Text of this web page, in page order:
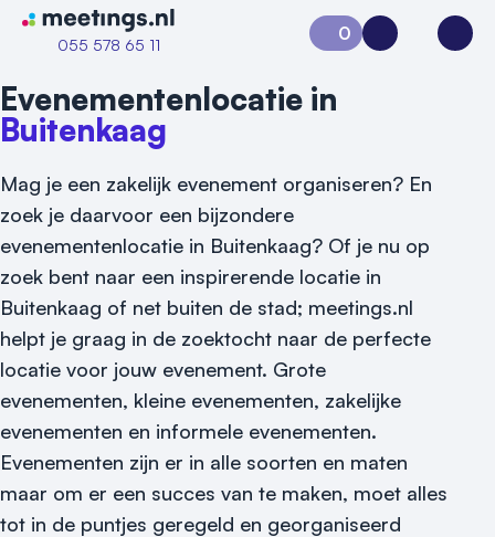
Naar home van Meetings
055 578 65 11
Vraag locatie aan
Locatiegids
Meld locatie aan
Nieuws
Reviews (5⭐️)
0
Aanvraag 0Inloggen
Evenementenlocatie in
Buitenkaag
Mag je een zakelijk evenement organiseren? En
zoek je daarvoor een bijzondere
evenementenlocatie in Buitenkaag? Of je nu op
zoek bent naar een inspirerende locatie in
Buitenkaag of net buiten de stad; meetings.nl
helpt je graag in de zoektocht naar de perfecte
locatie voor jouw evenement. Grote
evenementen, kleine evenementen, zakelijke
evenementen en informele evenementen.
Evenementen zijn er in alle soorten en maten
maar om er een succes van te maken, moet alles
tot in de puntjes geregeld en georganiseerd